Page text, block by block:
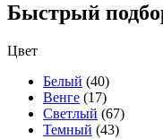
Быстрый
Цвет
Белый (40)
Венге (17)
Светлый (67)
Темный (43)